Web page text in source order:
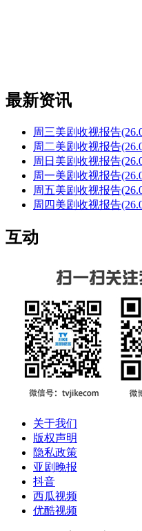
最新资讯
周三美剧收视报告
周二美剧收视报告
周日美剧收视报告
周一美剧收视报告
周五美剧收视报告
周四美剧收视报告
互动
关于我们
版权声明
隐私政策
亚剧晚报
抖音
西瓜视频
优酷视频